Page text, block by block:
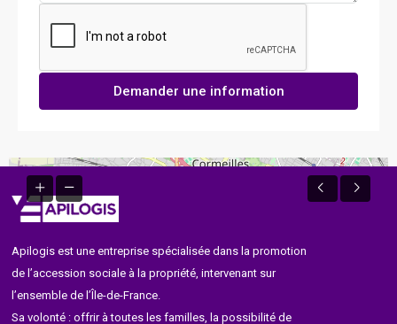
Demander une information
Apilogis est une entreprise spécialisée dans la promotion
de l’accession sociale à la propriété, intervenant sur
l’ensemble de l’Île-de-France.
Sa volonté : offrir à toutes les familles, la possibilité de